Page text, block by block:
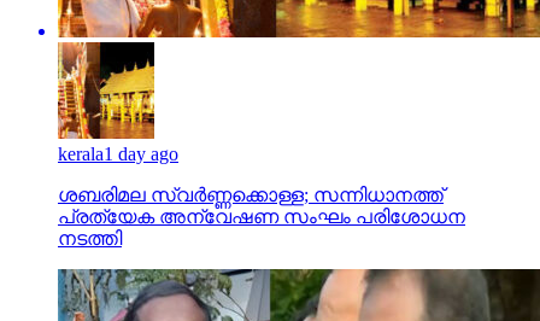
kerala1 day ago
ശബരിമല സ്വര്‍ണ്ണക്കൊള്ള; സന്നിധാനത്ത്
പ്രത്യേക അന്വേഷണ സംഘം പരിശോധന
നടത്തി